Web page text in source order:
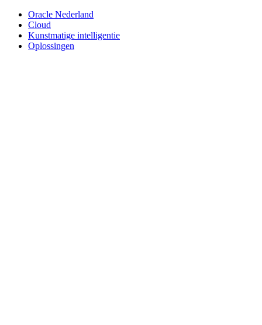
Oracle Nederland
Cloud
Kunstmatige intelligentie
Oplossingen